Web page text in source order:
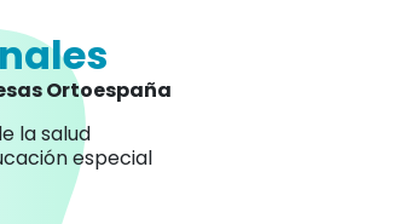
Ortoespaña
la salud
especial